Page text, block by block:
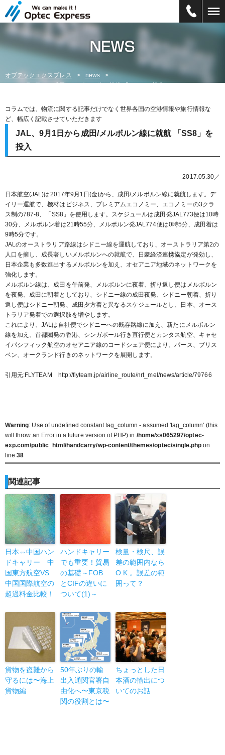
オプテックエクスプレス
news
コラムでは、物流に関する記事だけでなく世界各国の空港情報や旅行情報な
ど、幅広く記載させていただきます
JAL、9月1日から成田/メルボルン線に就航 「SS8」を
投入
2017.05.30／
日本航空(JAL)は2017年9月1日(金)から、成田/メルボルン線に就航します。デ
イリー運航で、機材はビジネス、プレミアムエコノミー、エコノミーの3クラ
ス制の787-8、「SS8」を使用します。スケジュールは成田発JAL773便は10時
30分、メルボルン着は21時55分、メルボルン発JAL774便は0時5分、成田着は
9時5分です。
JALのオーストラリア路線はシドニー線を運航しており、オーストラリア第2の
人口を擁し、成長著しいメルボルンへの就航で、日豪経済連携協定が発効し、
日本企業も多数進出するメルボルンを加え、オセアニア地域のネットワークを
強化します。
メルボルン線は、成田を午前発、メルボルンに夜着、折り返し便はメルボルン
を夜発、成田に朝着としており、シドニー線の成田夜発、シドニー朝着、折り
返し便はシドニー朝発、成田夕方着と異なるスケジュールとし、日本、オース
トラリア発着での選択肢を増やします。
これにより、JALは自社便でシドニーへの既存路線に加え、新たにメルボルン
線を加え、首都圏発の香港、シンガポール行き直行便とカンタス航空、キャセ
イパシフィック航空のオセアニア線のコードシェア便により、パース、ブリス
ベン、オークランド行きのネットワークを展開します。
引用元:FLYTEAM http://flyteam.jp/airline_route/nrt_mel/news/article/79766
Warning: Use of undefined constant tag_column - assumed 'tag_column' (this
will throw an Error in a future version of PHP) in /home/xs065297/optec-
exp.com/public_html/handcarry/wp-content/themes/optec/single.php on
line38
関連記事
日本⇔中国ハン
ドキャリー 中
国東方航空VS
中国国際航空の
超過料金比較！
ハンドキャリー
でも重要！貿易
の基礎～FOB
とCIFの違いに
ついて(1)～
検量・検尺、誤
差の範囲内なら
O.K.。誤差の範
囲って？
貨物を盗難から
守るには〜海上
貨物編
50年ぶりの輸
出入通関官署自
由化へ〜東京税
関の役割とは〜
ちょっとした日
本酒の輸出につ
いてのお話